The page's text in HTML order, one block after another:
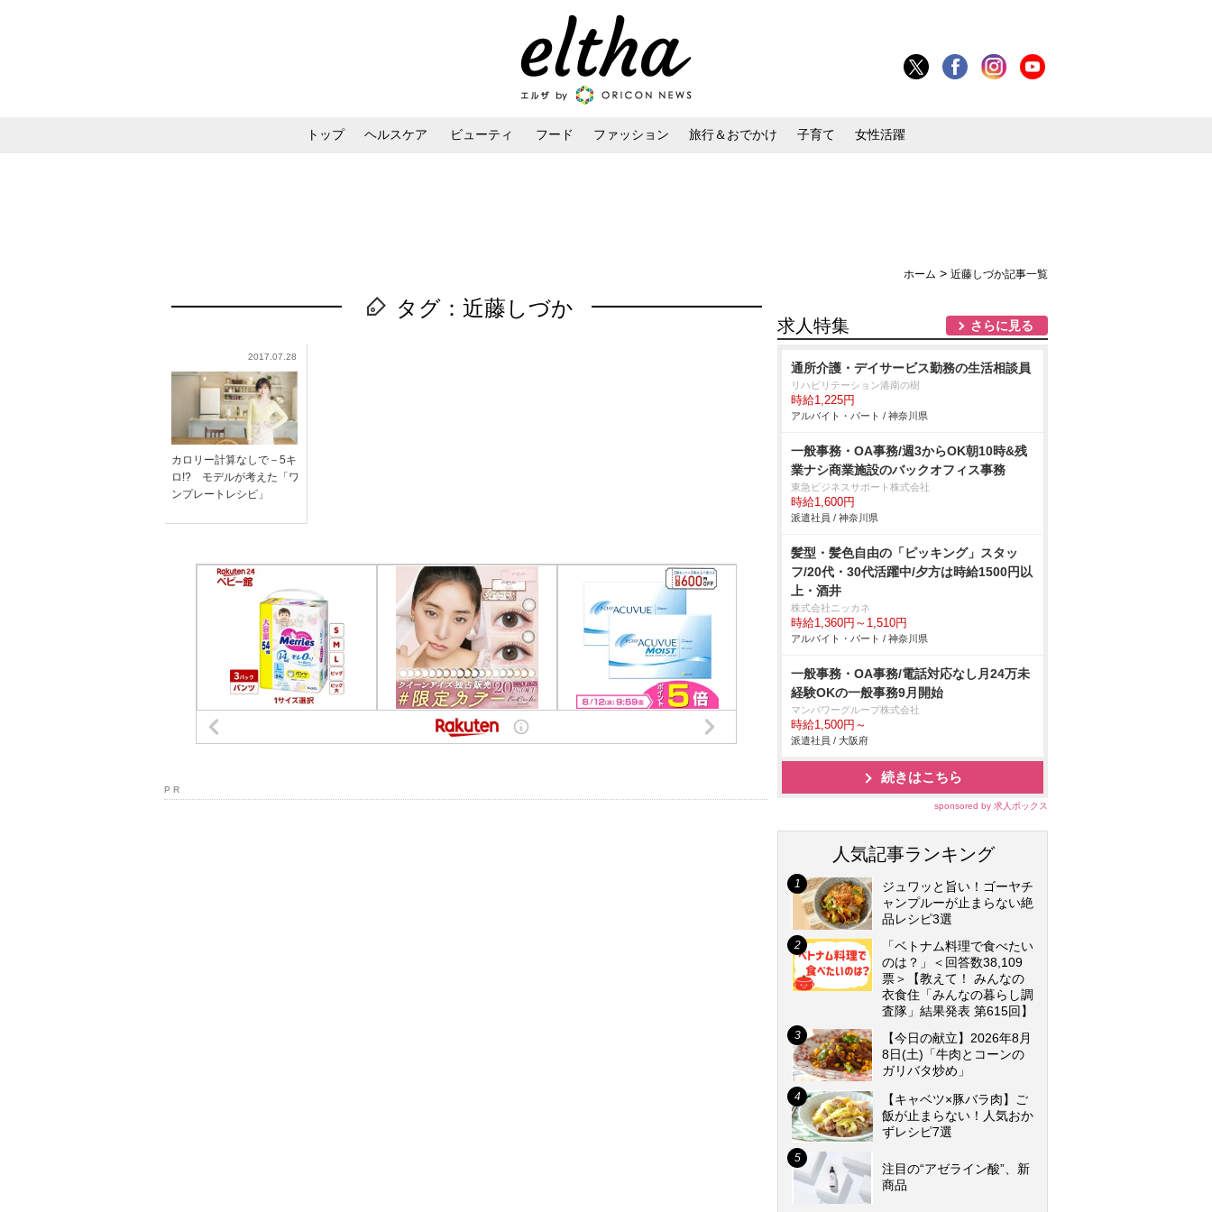
トップ ヘルスケア ビューティ フード ファッション 旅行＆おでかけ 子育て 女性活躍
ホーム > 近藤しづか記事一覧
タグ：近藤しづか
2017.07.28
カロリー計算なしで－5キ
ロ!? モデルが考えた「ワ
ンプレートレシピ」
P R
求人特集 さらに見る
通所介護・デイサービス勤務の生活相談員
リハビリテーション港南の樹
時給1,225円
アルバイト・パート / 神奈川県
一般事務・OA事務/週3からOK朝10時&残
業ナシ商業施設のバックオフィス事務
東急ビジネスサポート株式会社
時給1,600円
派遣社員 / 神奈川県
髪型・髪色自由の「ピッキング」スタッ
フ/20代・30代活躍中/夕方は時給1500円以
上・酒井
株式会社ニッカネ
時給1,360円～1,510円
アルバイト・パート / 神奈川県
一般事務・OA事務/電話対応なし月24万未
経験OKの一般事務9月開始
マンパワーグループ株式会社
時給1,500円～
派遣社員 / 大阪府
続きはこちら
sponsored by 求人ボックス
人気記事ランキング
ジュワッと旨い！ゴーヤチ
ャンプルーが止まらない絶
品レシピ3選
「ベトナム料理で食べたい
のは？」＜回答数38,109
票＞【教えて！ みんなの
衣食住「みんなの暮らし調
査隊」結果発表 第615回】
【今日の献立】2026年8月
8日(土)「牛肉とコーンの
ガリバタ炒め」
【キャベツ×豚バラ肉】ご
飯が止まらない！人気おか
ずレシピ7選
注目の“アゼライン酸”、新
商品